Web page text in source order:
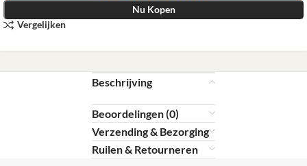
Nu Kopen
Vergelijken
Beschrijving
Beoordelingen (0)
Verzending & Bezorging
Ruilen & Retourneren